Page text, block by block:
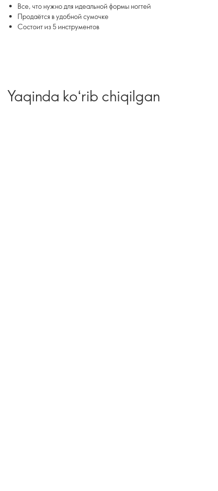
Все, что нужно для идеальной формы ногтей
Продаётся в удобной сумочке
Состоит из 5 инструментов
Yaqinda koʻrib chiqilgan